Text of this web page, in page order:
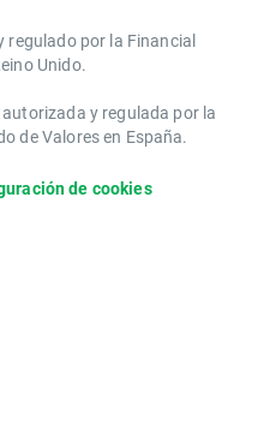
regulado por la ​Financial
Unido.
y regulada por la
de Valores en España.
de cookies